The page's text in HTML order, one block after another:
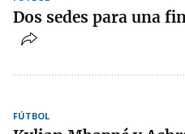
Dos sedes para una
FÚTBOL